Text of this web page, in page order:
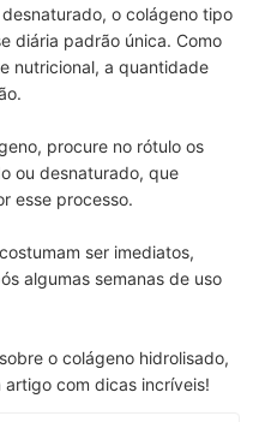
o colágeno tipo
diária padrão única. Como
nutricional, a quantidade
procure no rótulo os
ou desnaturado, que
esse processo.
ser imediatos,
algumas semanas de uso
o colágeno hidrolisado,
com dicas incríveis!